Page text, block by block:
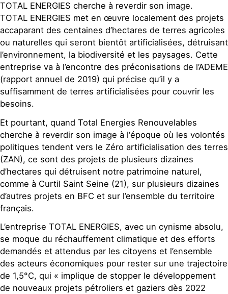
TOTAL ENERGIES cherche à reverdir son image.
TOTAL ENERGIES met en œuvre localement des projets
accaparant des centaines d’hectares de terres agricoles
ou naturelles qui seront bientôt artificialisées, détruisant
l’environnement, la biodiversité et les paysages. Cette
entreprise va à l’encontre des préconisations de l’ADEME
(rapport annuel de 2019) qui précise qu’il y a
suffisamment de terres artificialisées pour couvrir les
besoins.
Et pourtant, quand Total Energies Renouvelables
cherche à reverdir son image à l‘époque où les volontés
politiques tendent vers le Zéro artificialisation des terres
(ZAN), ce sont des projets de plusieurs dizaines
d’hectares qui détruisent notre patrimoine naturel,
comme à Curtil Saint Seine (21), sur plusieurs dizaines
d’autres projets en BFC et sur l’ensemble du territoire
français.
L’entreprise TOTAL ENERGIES, avec un cynisme absolu,
se moque du réchauffement climatique et des efforts
demandés et attendus par les citoyens et l’ensemble
des acteurs économiques pour rester sur une trajectoire
de 1,5°C, qui « implique de stopper le développement
de nouveaux projets pétroliers et gaziers dès 2022